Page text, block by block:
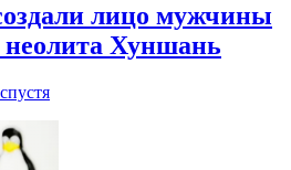
лицо мужчины
неолита Хуншань